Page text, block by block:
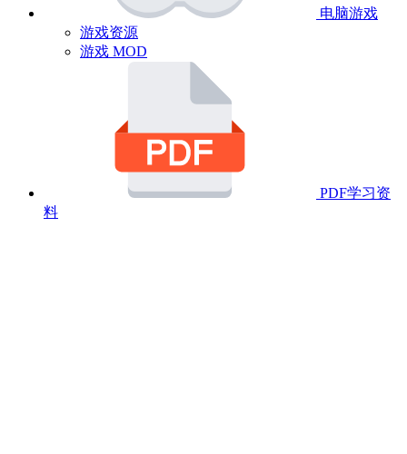
电脑游戏
游戏资源
游戏 MOD
PDF学习资
料